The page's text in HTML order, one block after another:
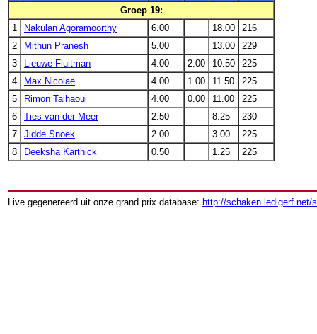
Groep 19:
1
Nakulan Agoramoorthy 6.00 18.00
216
2
Mithun Pranesh 5.00 13.00
229
3
Lieuwe Fluitman 4.00 2.00 10.50
225
4
Max Nicolae 4.00 1.00 11.50
225
5
Rimon Talhaoui 4.00 0.00 11.00
225
6
Ties van der Meer 2.50 8.25
230
7
Jidde Snoek 2.00 3.00
225
8
Deeksha Karthick 0.50 1.25 225
Live gegenereerd uit onze grand prix database: http://schaken.ledigerf.net/